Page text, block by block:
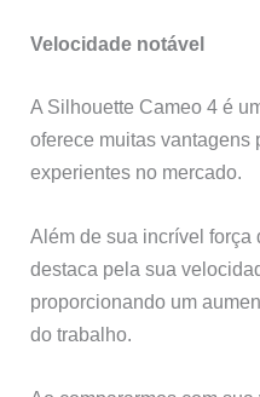
Velocidade notável
A Silhouette Cameo 4 é
oferece muitas vantagens
experientes no mercado.
Além de sua incrível força
destaca pela sua
proporcionando um
do trabalho.